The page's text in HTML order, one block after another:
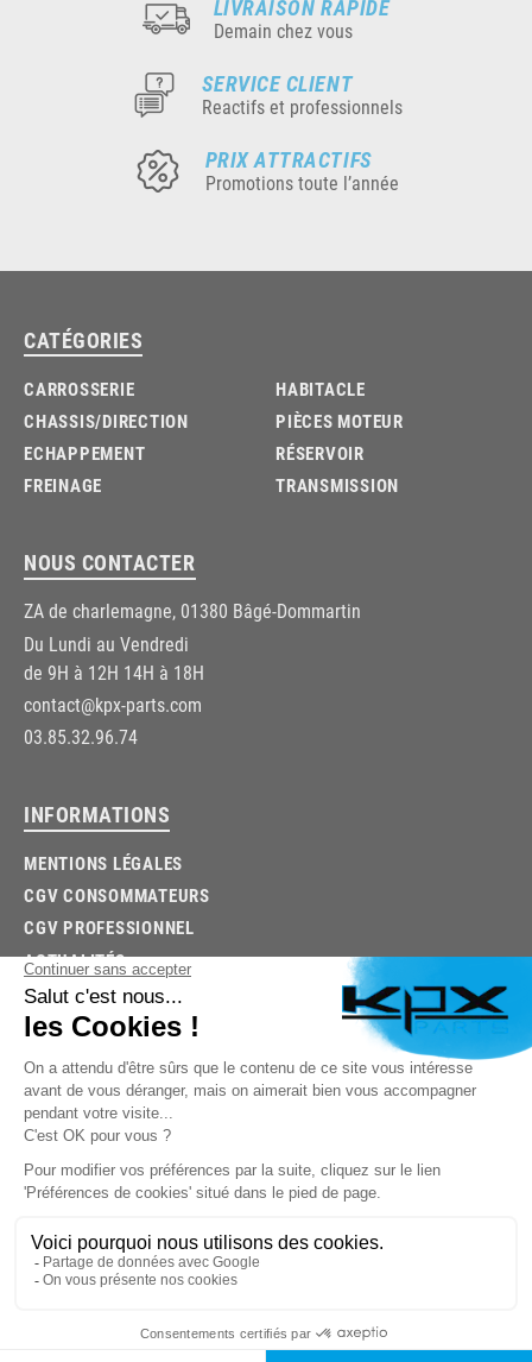
LIVRAISON RAPIDE
Demain chez vous
SERVICE CLIENT
Reactifs et professionnels
PRIX ATTRACTIFS
Promotions toute l’année
03.85.32.96.74
© 2026 -KPX PARTS- SITE CRÉÉ PARLET'S CLIC
CATÉGORIES
CARROSSERIE
CHASSIS/DIRECTION
ECHAPPEMENT
FREINAGE
HABITACLE
PIÈCES MOTEUR
RÉSERVOIR
TRANSMISSION
NOUS CONTACTER
ZA de charlemagne, 01380 Bâgé-Dommartin
Du Lundi au Vendredi
de 9H à 12H 14H à 18H
contact@kpx-parts.com
03.85.32.96.74
INFORMATIONS
MENTIONS LÉGALES
CGV CONSOMMATEURS
CGV PROFESSIONNEL
ACTUALITÉS
TROUVEZ LA BONNE PIÈCE RAPIDEMENT